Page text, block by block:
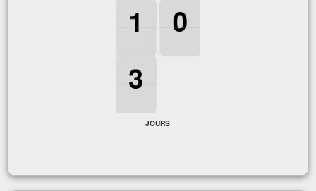
1
1
1
1 0
0
0
0
3
3
3
3
JOURS